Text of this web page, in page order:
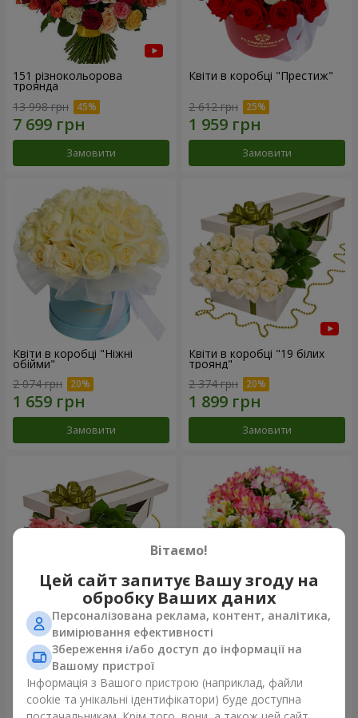
151 різнокольорова
троянда
13 998 грн
Замовити
Квіти в коробці "Престиж"
2 612 грн
Замовити
Квіти в коробці "Ніжні
обійми"
2 074 грн
Замовити
Квіти в коробці "19 білих
троянд"
2 374 грн
Замовити
Квіти в коробці "15 рожевих
троянд"
2 540 грн
Замовити
Букет "Казка для двох!"
Замовити
Вітаємо!
Цей сайт запитує Вашу згоду на
обробку Ваших даних
Персоналізована реклама, контент, аналітика,
вимірювання ефективності
Збереження і/або доступ до інформації на
Вашому пристрої
Інформація з Вашого пристрою (наприклад, файли
cookie та унікальні ідентифікатори) буде доступна